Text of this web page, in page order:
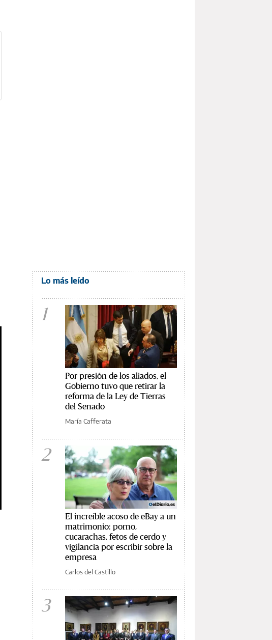
Lo más leído
1
Por presión de los aliados, el
Gobierno tuvo que retirar la
reforma de la Ley de Tierras
del Senado
María Cafferata
2
El increíble acoso de eBay a un
matrimonio: porno,
cucarachas, fetos de cerdo y
vigilancia por escribir sobre la
empresa
Carlos del Castillo
3